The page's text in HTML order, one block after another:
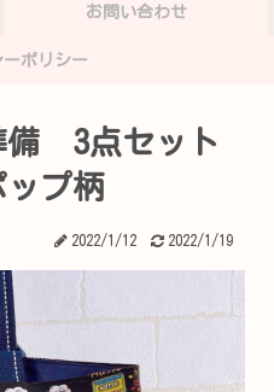
お問い合わせ
ポリシー
3点セット
プ柄
2022/1/12 2022/1/19